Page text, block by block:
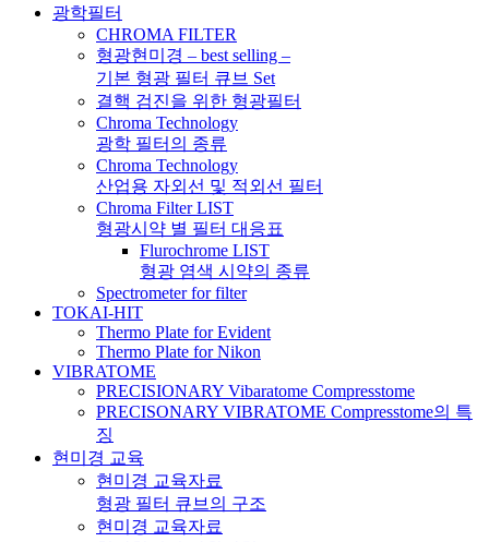
광학필터
CHROMA FILTER
형광현미경 – best selling –
기본 형광 필터 큐브 Set
결핵 검진을 위한 형광필터
Chroma Technology
광학 필터의 종류
Chroma Technology
산업용 자외선 및 적외선 필터
Chroma Filter LIST
형광시약 별 필터 대응표
Flurochrome LIST
형광 염색 시약의 종류
Spectrometer for filter
TOKAI-HIT
Thermo Plate for Evident
Thermo Plate for Nikon
VIBRATOME
PRECISIONARY Vibaratome Compresstome
PRECISONARY VIBRATOME Compresstome의 특
징
현미경 교육
현미경 교육자료
형광 필터 큐브의 구조
현미경 교육자료